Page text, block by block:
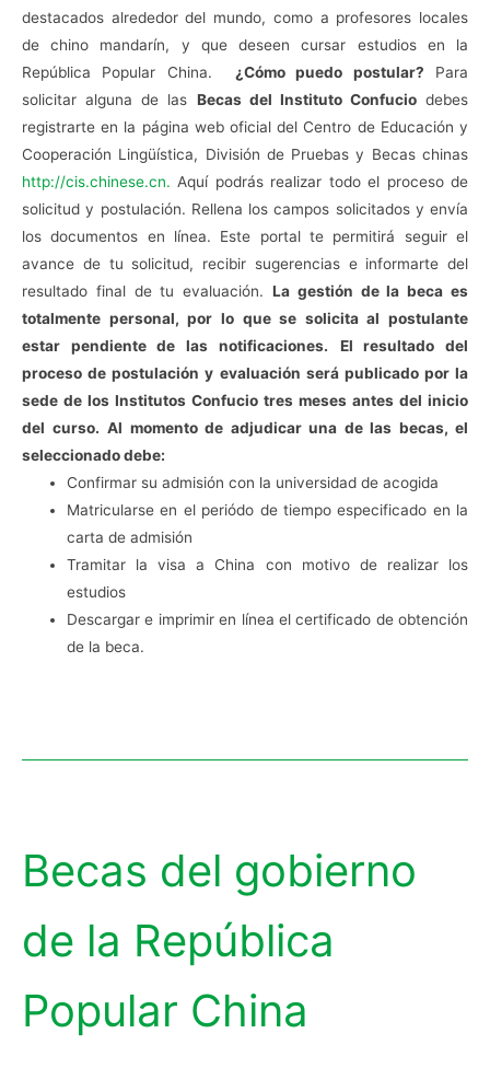
destacados alrededor del mundo, como a profesores locales
de chino mandarín, y que deseen cursar estudios en la
República Popular China.
¿Cómo puedo postular?
Para
solicitar alguna de las Becas del Instituto Confuciodebes
registrarte en la página web oficial del Centro de Educación y
Cooperación Lingüística, División de Pruebas y Becas chinas
http://cis.chinese.cn. Aquí podrás realizar todo el proceso de
solicitud y postulación. Rellena los campos solicitados y envía
los documentos en línea. Este portal te permitirá seguir el
avance de tu solicitud, recibir sugerencias e informarte del
resultado final de tu evaluación. La gestión de la beca es
totalmente personal, por lo que se solicita al postulante
estar pendiente de las notificaciones.
El resultado del
proceso de postulación y evaluación será publicado por la
sede de los Institutos Confucio tres meses antes del inicio
del curso. Al momento de adjudicar una de las becas, el
seleccionado debe:
Confirmar su admisión con la universidad de acogida
Matricularse en el periódo de tiempo especificado en la
carta de admisión
Tramitar la visa a China con motivo de realizar los
estudios
Descargar e imprimir en línea el certificado de obtención
de la beca.
Becas del gobierno
de la República
Popular China